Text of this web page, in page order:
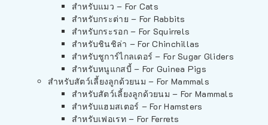
สำหรับแมว – For Cats
สำหรับกระต่าย – For Rabbits
สำหรับกระรอก – For Squirrels
สำหรับชินชิล่า – For Chinchillas
สำหรับชูการ์ไกลเดอร์ – For Sugar Gliders
สำหรับหนูแกสบี้ – For Guinea Pigs
สำหรับสัตว์เลี้ยงลูกด้วยนม – For Mammals
สำหรับสัตว์เลี้ยงลูกด้วยนม – For Mammals
สำหรับแฮมสเตอร์ – For Hamsters
สำหรับเฟอเรท – For Ferrets